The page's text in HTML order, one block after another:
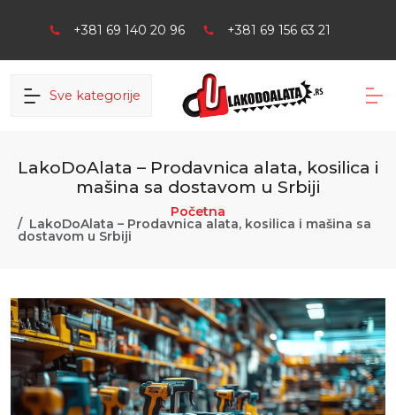
+381 69 140 20 96 +381 69 156 63 21
Sve kategorije
LakoDoAlata – Prodavnica alata, kosilica i
mašina sa dostavom u Srbiji
Početna
LakoDoAlata – Prodavnica alata, kosilica i mašina sa
dostavom u Srbiji